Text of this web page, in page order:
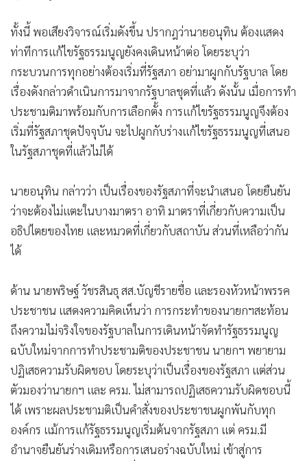
ทั้งนี้ พอเสียงวิจารณ์เริ่มดังขึ้น ปรากฎว่านายอนุทิน ต้องแสดง
ท่าทีการแก้ไขรัฐธรรมนูญยังคงเดินหน้าต่อ โดยระบุว่า
กระบวนการทุกอย่างต้องเริ่มที่รัฐสภา อย่ามาผูกกับรัฐบาล โดย
เรื่องดังกล่าวดำเนินการมาจากรัฐบาลชุดที่แล้ว ดังนั้น เมื่อการทำ
ประชามติมาพร้อมกับการเลือกตั้ง การแก้ไขรัฐธรรมนูญจึงต้อง
เริ่มที่รัฐสภาชุดปัจจุบัน จะไปผูกกับร่างแก้ไขรัฐธรรมนูญที่เสนอ
ในรัฐสภาชุดที่แล้วไม่ได้
นายอนุทิน กล่าวว่า เป็นเรื่องของรัฐสภาที่จะนำเสนอ โดยยืนยัน
ว่าจะต้องไม่แตะในบางมาตรา อาทิ มาตราที่เกี่ยวกับความเป็น
อธิปไตยของไทย และหมวดที่เกี่ยวกับสถาบัน ส่วนที่เหลือว่ากัน
ได้
ด้าน นายพริษฐ์ วัชรสินธุ สส.บัญชีรายชื่อ และรองหัวหน้าพรรค
ประชาชน แสดงความคิดเห็นว่า การกระทำของนายกฯสะท้อน
ถึงความไม่จริงใจของรัฐบาลในการเดินหน้าจัดทำรัฐธรรมนูญ
ฉบับใหม่จากการทำประชามติของประชาชน นายกฯ พยายาม
ปฏิเสธความรับผิดชอบ โดยระบุว่าเป็นเรื่องของรัฐสภา แต่ส่วน
ตัวมองว่านายกฯ และ ครม. ไม่สามารถปฏิเสธความรับผิดชอบนี้
ได้ เพราะผลประชามติเป็นคำสั่งของประชาชนผูกพันกับทุก
องค์กร แม้การแก้รัฐธรรมนูญเริ่มต้นจากรัฐสภา แต่ ครม.มี
อำนาจยืนยันร่างเดิมหรือการเสนอร่างฉบับใหม่ เข้าสู่การ